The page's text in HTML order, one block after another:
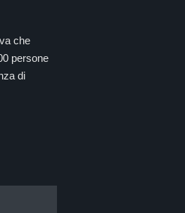
che
persone
di